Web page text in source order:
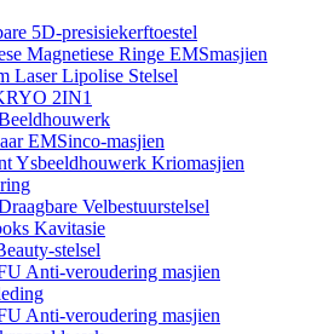
5D-presisiekerftoestel
Magnetiese Ringe EMSmasjien
Laser Lipolise Stelsel
2IN1
EMSinco-masjien
Ysbeeldhouwerk Kriomasjien
Velbestuurstelsel
Kavitasie
stelsel
Anti-veroudering masjien
Anti-veroudering masjien